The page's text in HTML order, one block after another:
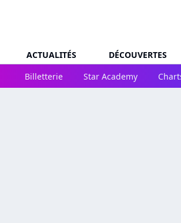
ACTUALITÉS DÉCOUVERTES
Billetterie
Star Academy